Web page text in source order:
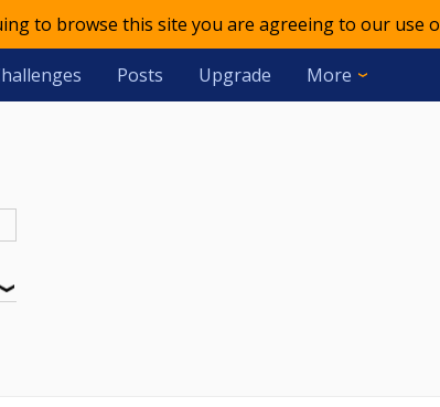
to browse this site you are agreeing to our use
Posts Upgrade More